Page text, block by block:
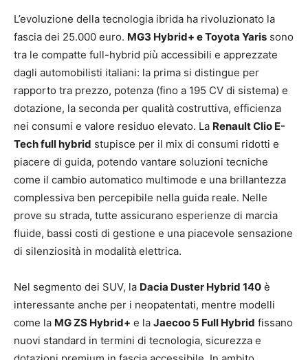
L’evoluzione della tecnologia ibrida ha rivoluzionato la
fascia dei 25.000 euro. MG3 Hybrid+ e Toyota Yaris sono
tra le compatte full-hybrid più accessibili e apprezzate
dagli automobilisti italiani: la prima si distingue per
rapporto tra prezzo, potenza (fino a 195 CV di sistema) e
dotazione, la seconda per qualità costruttiva, efficienza
nei consumi e valore residuo elevato. La Renault Clio E-
Tech full hybrid stupisce per il mix di consumi ridotti e
piacere di guida, potendo vantare soluzioni tecniche
come il cambio automatico multimode e una brillantezza
complessiva ben percepibile nella guida reale. Nelle
prove su strada, tutte assicurano esperienze di marcia
fluide, bassi costi di gestione e una piacevole sensazione
di silenziosità in modalità elettrica.
Nel segmento dei SUV, la Dacia Duster Hybrid 140 è
interessante anche per i neopatentati, mentre modelli
come la MG ZS Hybrid+ e la Jaecoo 5 Full Hybrid fissano
nuovi standard in termini di tecnologia, sicurezza e